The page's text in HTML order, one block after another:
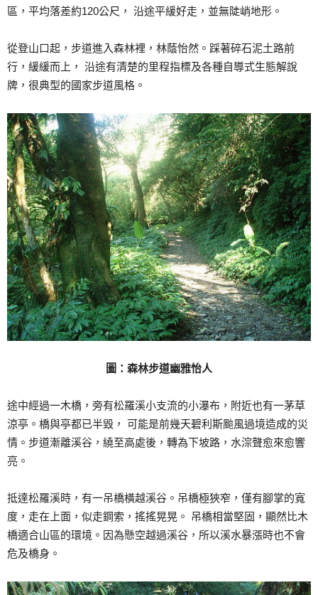
區，平均落差約120公尺， 沿途平緩好走，並無陡峭地形。
從登山口起，步道進入森林裡，林蔭怡然。踩著碎石泥土路前
行，緩緩而上， 沿途有清楚的里程指標及各種自導式生態解說
牌，很典型的國家步道風格。
圖：森林步道幽雅怡人
途中經過一木橋，旁有松羅溪小支流的小瀑布，附近也有一茅草
涼亭。橋與亭都已半毀， 可能是前幾天碧利斯颱風過境造成的災
情。步道漸離溪谷，繞至高處後，轉為下坡路，水淙聲愈來愈響
亮。
抵達松羅溪時，有一吊橋橫越溪谷。吊橋極狹窄，僅有腳掌的寬
度，走在上面，似走鋼索，搖搖晃晃。 吊橋相當堅固，顯然比木
橋適合山區的環境。因為懸空越過溪谷，所以溪水暴漲時也不會
危及橋身。